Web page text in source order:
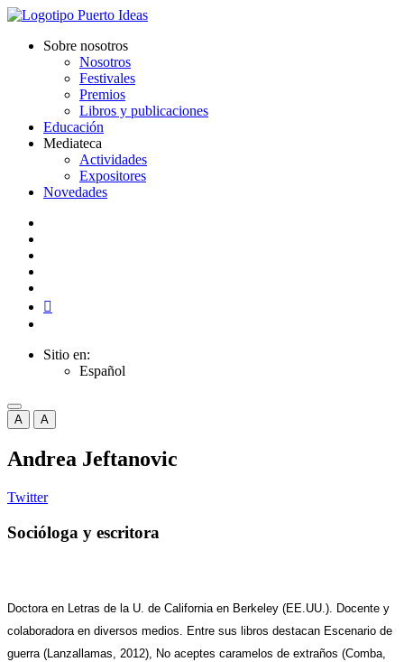
Sobre nosotros
Nosotros
Festivales
Premios
Libros y publicaciones
Educación
Mediateca
Actividades
Expositores
Novedades
Sitio en:
Español
A A
Andrea Jeftanovic
Twitter
Socióloga y escritora
Doctora en Letras de la U. de California en Berkeley (EE.UU.). Docente y
colaboradora en diversos medios. Entre sus libros destacan Escenario de
guerra (Lanzallamas, 2012), No aceptes caramelos de extraños (Comba,